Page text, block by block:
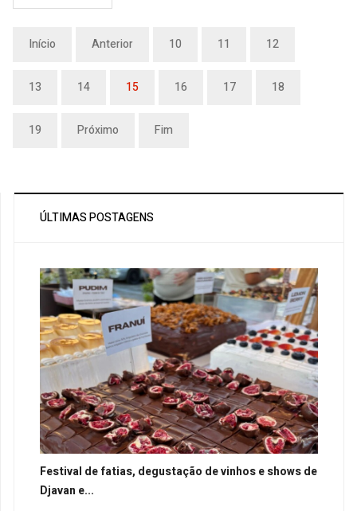
Início Anterior 10 11 12
13 14 15 16 17 18
19 Próximo Fim
ÚLTIMAS POSTAGENS
Festival de fatias, degustação de vinhos e shows de
Djavan e...